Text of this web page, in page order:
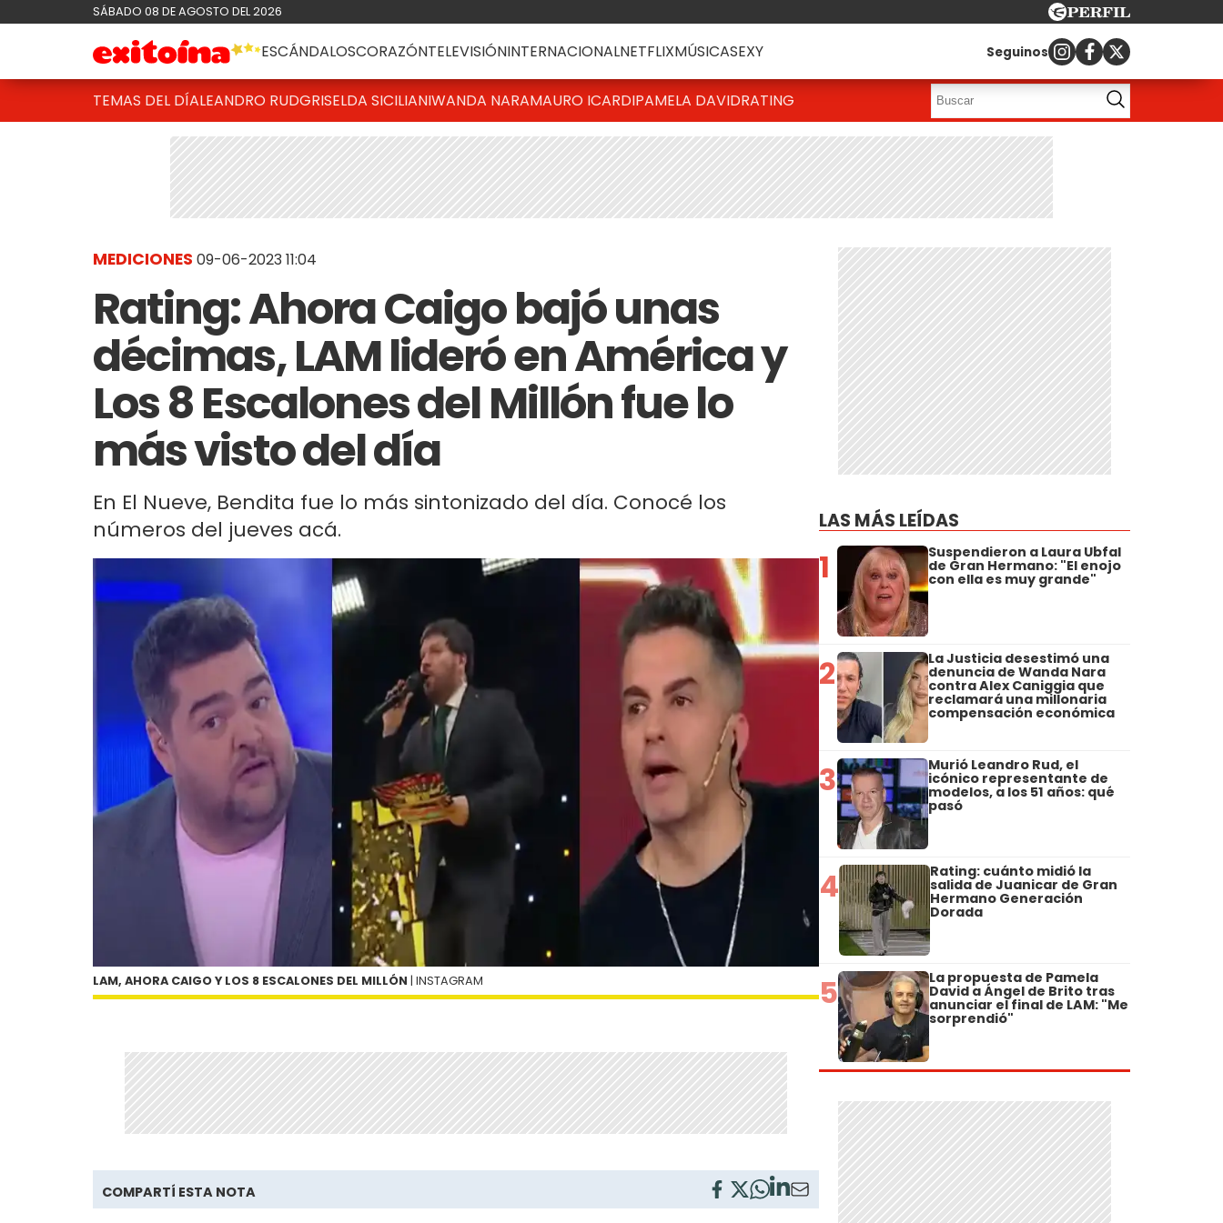
SÁBADO 08 DE AGOSTO DEL 2026
ESCÁNDALOSCORAZÓNTELEVISIÓNINTERNACIONALNETFLIXMÚSICASEXY Seguinos
TEMAS DEL DÍALEANDRO RUDGRISELDA SICILIANIWANDA NARAMAURO ICARDIPAMELA DAVIDRATING
MEDICIONES 09-06-2023 11:04
Rating: Ahora Caigo bajó unas
décimas, LAM lideró en América y
Los 8 Escalones del Millón fue lo
más visto del día
En El Nueve, Bendita fue lo más sintonizado del día. Conocé los
números del jueves acá.
LAM, AHORA CAIGO Y LOS 8 ESCALONES DEL MILLÓN | INSTAGRAM
COMPARTÍ ESTA NOTA
LAS MÁS LEÍDAS
1 Suspendieron a Laura Ubfal
de Gran Hermano: "El enojo
con ella es muy grande"
2 La Justicia desestimó una
denuncia de Wanda Nara
contra Alex Caniggia que
reclamará una millonaria
compensación económica
3 Murió Leandro Rud, el
icónico representante de
modelos, a los 51 años: qué
pasó
4 Rating: cuánto midió la
salida de Juanicar de Gran
Hermano Generación
Dorada
5 La propuesta de Pamela
David a Ángel de Brito tras
anunciar el final de LAM: "Me
sorprendió"